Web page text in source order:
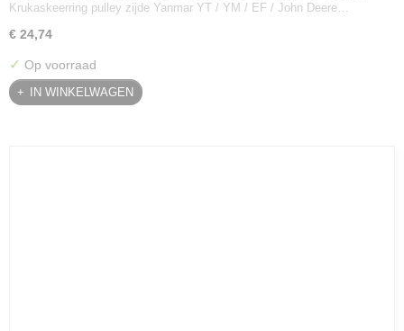
Deere - 119934-01800
Krukaskeerring pulley zijde Yanmar YT / YM / EF / John Deere…
€ 24,74
✓ Op voorraad
IN WINKELWAGEN